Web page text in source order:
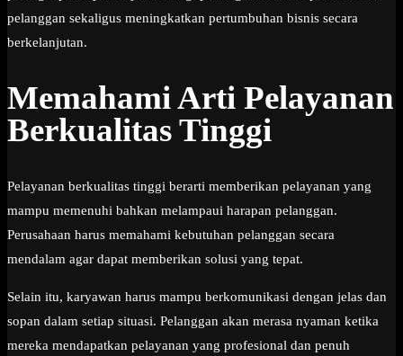
pelanggan sekaligus meningkatkan pertumbuhan bisnis secara
berkelanjutan.
Memahami Arti Pelayanan
Berkualitas Tinggi
Pelayanan berkualitas tinggi berarti memberikan pelayanan yang
mampu memenuhi bahkan melampaui harapan pelanggan.
Perusahaan harus memahami kebutuhan pelanggan secara
mendalam agar dapat memberikan solusi yang tepat.
Selain itu, karyawan harus mampu berkomunikasi dengan jelas dan
sopan dalam setiap situasi. Pelanggan akan merasa nyaman ketika
mereka mendapatkan pelayanan yang profesional dan penuh